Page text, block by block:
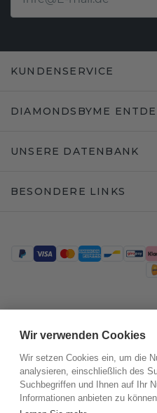
KUNDENSERVICE
DIAMONDSBYME
UNSERE DATENBANK
BESONDERE LINKS
Wir verwenden Cookies
Wir setzen Cookies ein, um die
analysieren, einschließlich des
Suchbegriffen und Ihnen auf Ihr
Informationen anbieten zu